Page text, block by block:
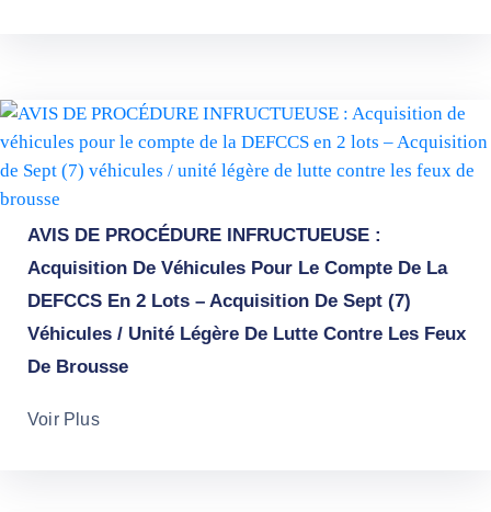
AVIS DE PROCÉDURE INFRUCTUEUSE :
Acquisition De Véhicules Pour Le Compte De La
DEFCCS En 2 Lots – Acquisition De Sept (7)
Véhicules / Unité Légère De Lutte Contre Les Feux
De Brousse
Voir Plus